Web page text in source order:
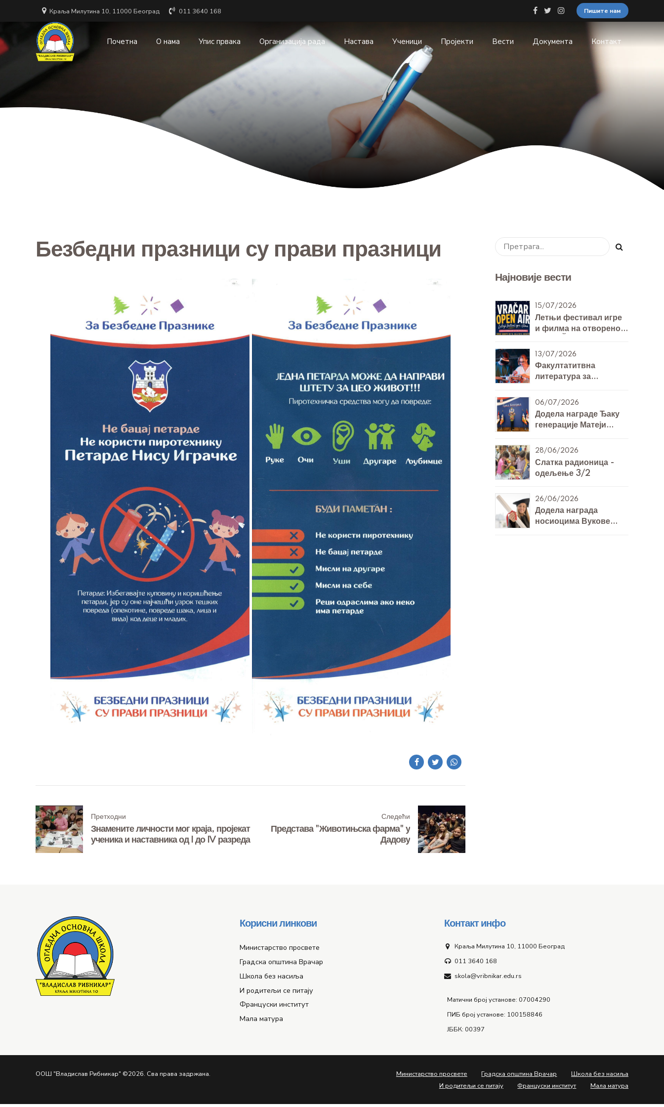
Краља Милутина 10, 11000 Београд 011 3640 168 Пишите нам
Почетна О нама Упис првака Организација рада Настава Ученици Пројекти Вести Документа Контакт
Безбедни празници су прави празници
Претходни
Знамените личности мог краја, пројекат
ученика и наставника од I до IV разреда
Следећи
Представа "Животињска фарма" у
Дадову
Најновије вести
15/07/2026
Летњи фестивал игре
и филма на отвореном
13/07/2026
Факултатитвна
литература за
7. и 8. разреда за
Технику и технологију
06/07/2026
Додела награде Ђаку
генерације Матеји
28/06/2026
Слатка радионица -
одељење 3/2
26/06/2026
Додела награда
носиоцима Вукове
Корисни линкови
Министарство просвете
Градска општина Врачар
Школа без насиља
И родитељи се питају
Француски институт
Мала матура
Контакт инфо
Краља Милутина 10, 11000 Београд
011 3640 168
skola@vribnikar.edu.rs
Матични број установе: 07004290
ПИБ број установе: 100158846
ЈББК: 00397
ООШ "Владислав Рибникар" ©2026. Сва права задржана. Министарство просвете Градска општина Врачар
Школа без насиља
И родитељи се питају
Француски институт Мала матура